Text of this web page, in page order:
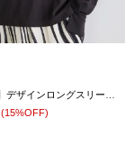
(15%OFF)